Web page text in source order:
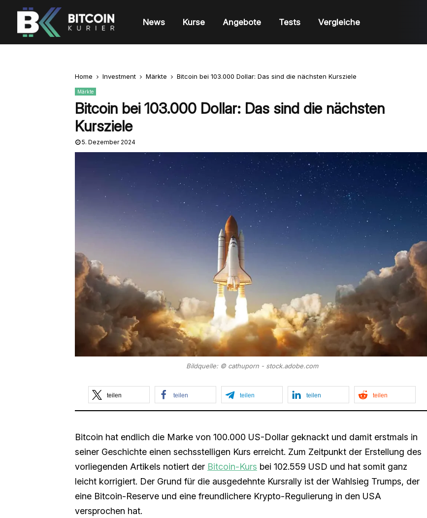
News Kurse Angebote Tests Vergleiche
Home Investment Märkte Bitcoin bei 103.000 Dollar: Das sind die nächsten Kursziele
Märkte
Bitcoin bei 103.000 Dollar: Das sind die nächsten
Kursziele
5. Dezember 2024
Bildquelle: © cathuporn - stock.adobe.com
teilen teilen teilen teilen teilen
Bitcoin hat endlich die Marke von 100.000 US-Dollar geknackt und damit erstmals in
seiner Geschichte einen sechsstelligen Kurs erreicht. Zum Zeitpunkt der Erstellung des
vorliegenden Artikels notiert der Bitcoin-Kurs bei 102.559 USD und hat somit ganz
leicht korrigiert. Der Grund für die ausgedehnte Kursrally ist der Wahlsieg Trumps, der
eine Bitcoin-Reserve und eine freundlichere Krypto-Regulierung in den USA
versprochen hat.